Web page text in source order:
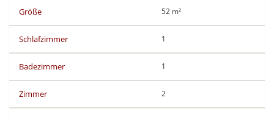
Größe 52 m²
Schlafzimmer 1
Badezimmer 1
Zimmer 2